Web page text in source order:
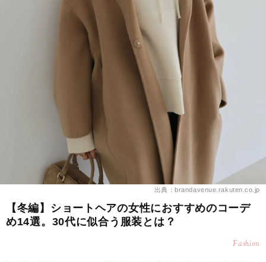
出典：brandavenue.rakuten.co.jp
【冬編】ショートヘアの女性におすすめのコーデ
め14選。30代に似合う服装とは？
Fashion